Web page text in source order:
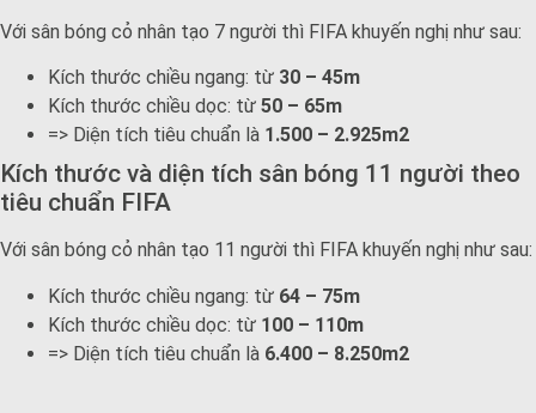
Với sân bóng cỏ nhân tạo 7 người thì FIFA khuyến nghị như sau:
Kích thước chiều ngang: từ 30 – 45m
Kích thước chiều dọc: từ 50 – 65m
=> Diện tích tiêu chuẩn là 1.500 – 2.925m2
Kích thước và diện tích sân bóng 11 người theo
tiêu chuẩn FIFA
Với sân bóng cỏ nhân tạo 11 người thì FIFA khuyến nghị như sau:
Kích thước chiều ngang: từ 64 – 75m
Kích thước chiều dọc: từ 100 – 110m
=> Diện tích tiêu chuẩn là 6.400 – 8.250m2